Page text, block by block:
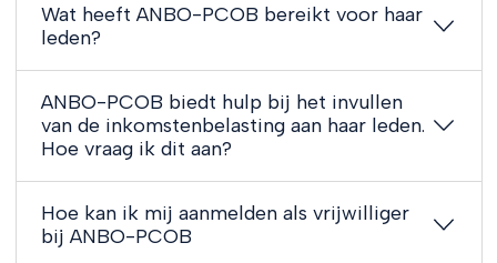
Wat heeft ANBO-PCOB bereikt voor haar
leden?
ANBO-PCOB biedt hulp bij het invullen
van de inkomstenbelasting aan haar leden.
Hoe vraag ik dit aan?
Hoe kan ik mij aanmelden als vrijwilliger
bij ANBO-PCOB